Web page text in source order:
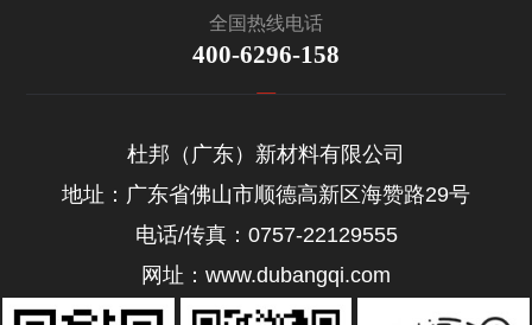
全国热线电话
400-6296-158
杜邦（广东）新材料有限公司
地址：广东省佛山市顺德高新区海赞路29号
电话/传真：0757-22129555
网址：www.dubangqi.com